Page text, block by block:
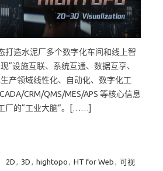
打造水泥厂多个数字化车间和线上智
“设施互联、系统互通、数据互享、
产领域线性化、自动化、数字化工
CRM/QMS/MES/APS 等核心信息
厂的“工业大脑”。[……]
2D , 3D , hightopo , HT for Web , 可视